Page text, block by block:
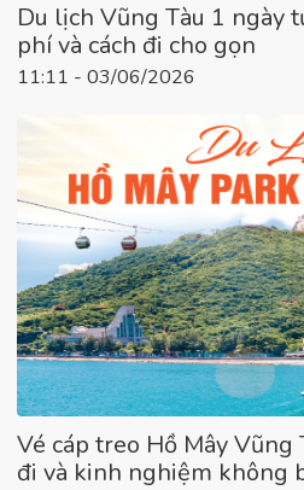
Du lịch Vũng Tàu 1 ngày
phí và cách đi cho gọn
11:11 - 03/06/2026
Vé cáp treo Hồ Mây Vũng
đi và kinh nghiệm không